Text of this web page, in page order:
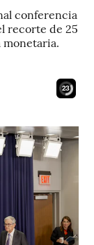
conferencia
recorte de 25
monetaria.
21